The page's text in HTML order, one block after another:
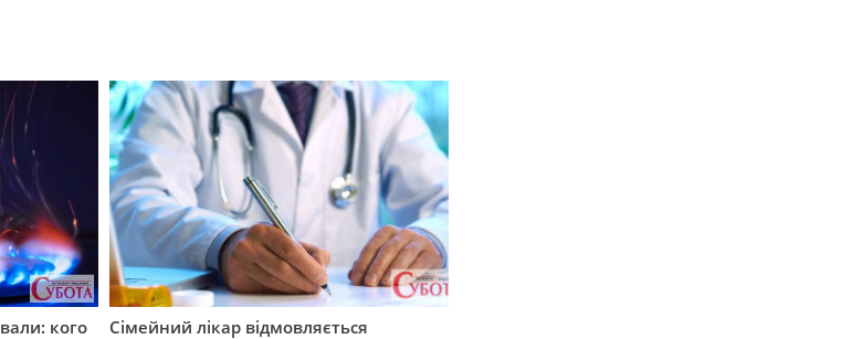
кого
Сімейний лікар відмовляється